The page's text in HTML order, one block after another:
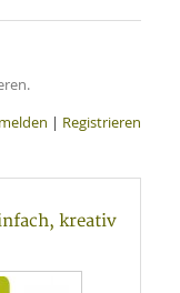
| Registrieren
kreativ